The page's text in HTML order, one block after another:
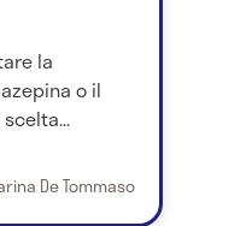
la
o il
De Tommaso